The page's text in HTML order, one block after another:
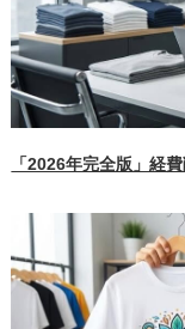
「2026年完全版」経